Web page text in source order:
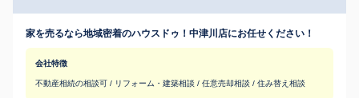
家を売るなら地域密着のハウスドゥ！中津川店にお任せください！
会社特徴
不動産相続の相談可 / リフォーム・建築相談 / 任意売却相談 / 住み替え相談